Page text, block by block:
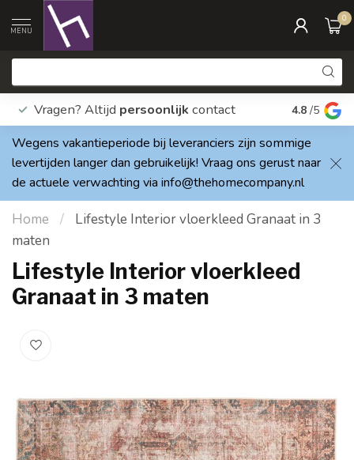
MENU
0
Vragen? Altijd persoonlijk contact Elke dag
4.8 /5
Wegens vakantieperiode bij leveranciers zijn sommige
levertijden langer dan gebruikelijk! Vraag ons gerust naar
de actuele verwachting via info@thehomecompany.nl
Home /
Lifestyle Interior vloerkleed Granaat in 3
maten
Lifestyle Interior vloerkleed
Granaat in 3 maten